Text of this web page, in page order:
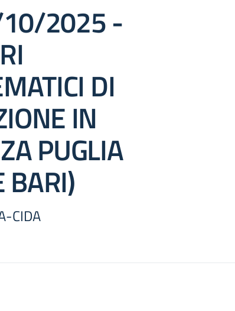
2025 -
DI
IN
PUGLIA
BARI)
CIDA